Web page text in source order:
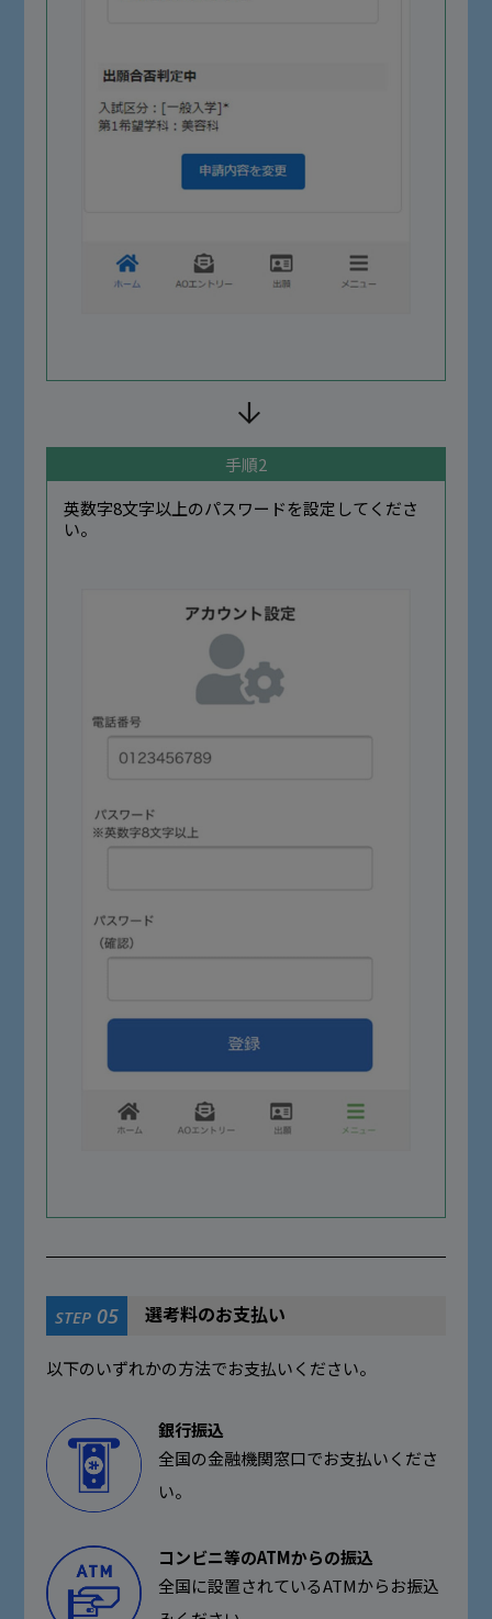
手順2
英数字8文字以上のパスワードを設定してくださ
い。
STEP 05 選考料のお支払い
以下のいずれかの方法でお支払いください。
銀行振込
全国の金融機関窓口でお支払いくださ
い。
コンビニ等のATMからの振込
全国に設置されているATMからお振込